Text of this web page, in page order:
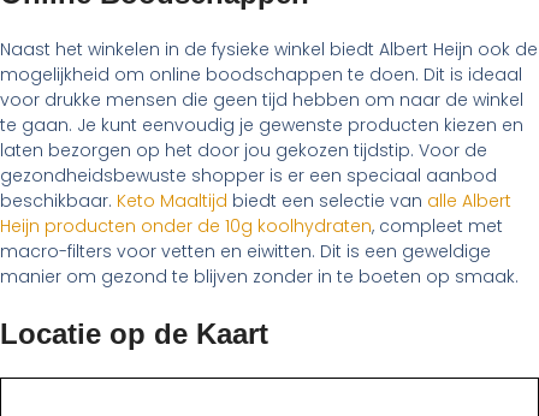
Naast het winkelen in de fysieke winkel biedt Albert Heijn ook de
mogelijkheid om online boodschappen te doen. Dit is ideaal
voor drukke mensen die geen tijd hebben om naar de winkel
te gaan. Je kunt eenvoudig je gewenste producten kiezen en
laten bezorgen op het door jou gekozen tijdstip. Voor de
gezondheidsbewuste shopper is er een speciaal aanbod
beschikbaar. Keto Maaltijd biedt een selectie van alle Albert
Heijn producten onder de 10g koolhydraten, compleet met
macro-filters voor vetten en eiwitten. Dit is een geweldige
manier om gezond te blijven zonder in te boeten op smaak.
Locatie op de Kaart